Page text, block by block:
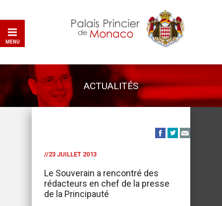
MENU
ACTUALITÉS
//23 JUILLET 2013
Le Souverain a rencontré des
rédacteurs en chef de la presse
de la Principauté